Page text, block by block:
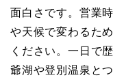
面白さです。営業
や天候で変わるた
ください。一日で
爺湖や登別温泉と